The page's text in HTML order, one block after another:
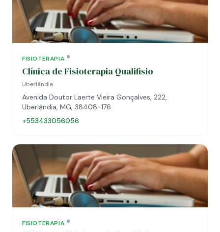
FISIOTERAPIA
Clínica de Fisioterapia Qualifisio
Uberlândia
Avenida Doutor Laerte Vieira Gonçalves, 222,
Uberlândia, MG, 38408-176
+553433056056
FISIOTERAPIA